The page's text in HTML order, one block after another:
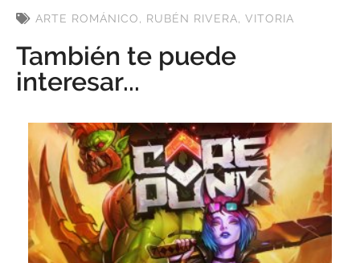
ARTE ROMÁNICO, RUBÉN RIVERA, VITORIA
También te puede
interesar...